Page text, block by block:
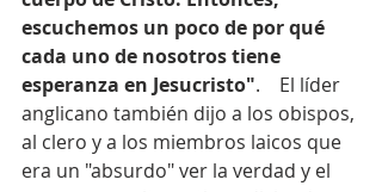
escuchemos un poco de por qué
cada uno de nosotros tiene
esperanza en Jesucristo".    El líder
anglicano también dijo a los obispos,
al clero y a los miembros laicos que
era un "absurdo" ver la verdad y el